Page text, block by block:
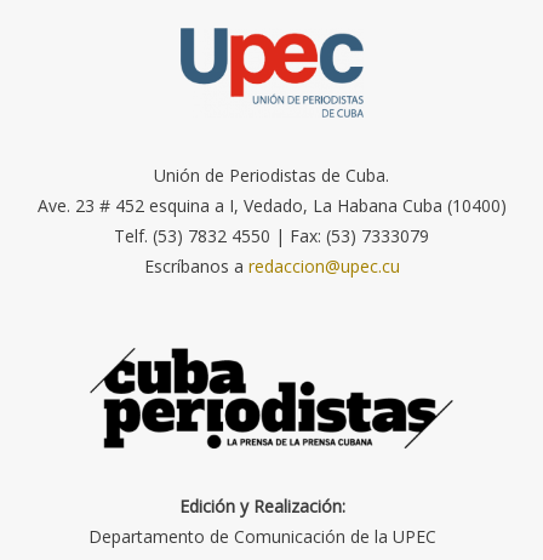
Unión de Periodistas de Cuba.
Ave. 23 # 452 esquina a I, Vedado, La Habana Cuba (10400)
Telf. (53) 7832 4550 | Fax: (53) 7333079
Escríbanos a redaccion@upec.cu
Edición y Realización:
Departamento de Comunicación de la UPEC